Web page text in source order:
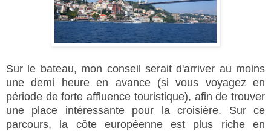
Sur le bateau, mon conseil serait d'arriver au moins
une demi heure en avance (si vous voyagez en
période de forte affluence touristique), afin de trouver
une place intéressante pour la croisière. Sur ce
parcours, la côte européenne est plus riche en